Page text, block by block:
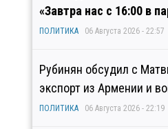
«Завтра нас с 16:00 в
ПОЛИТИКА 06 Августа 2026 - 22:57
Рубинян обсудил с
экспорт из Армении и
ПОЛИТИКА 06 Августа 2026 - 22:19